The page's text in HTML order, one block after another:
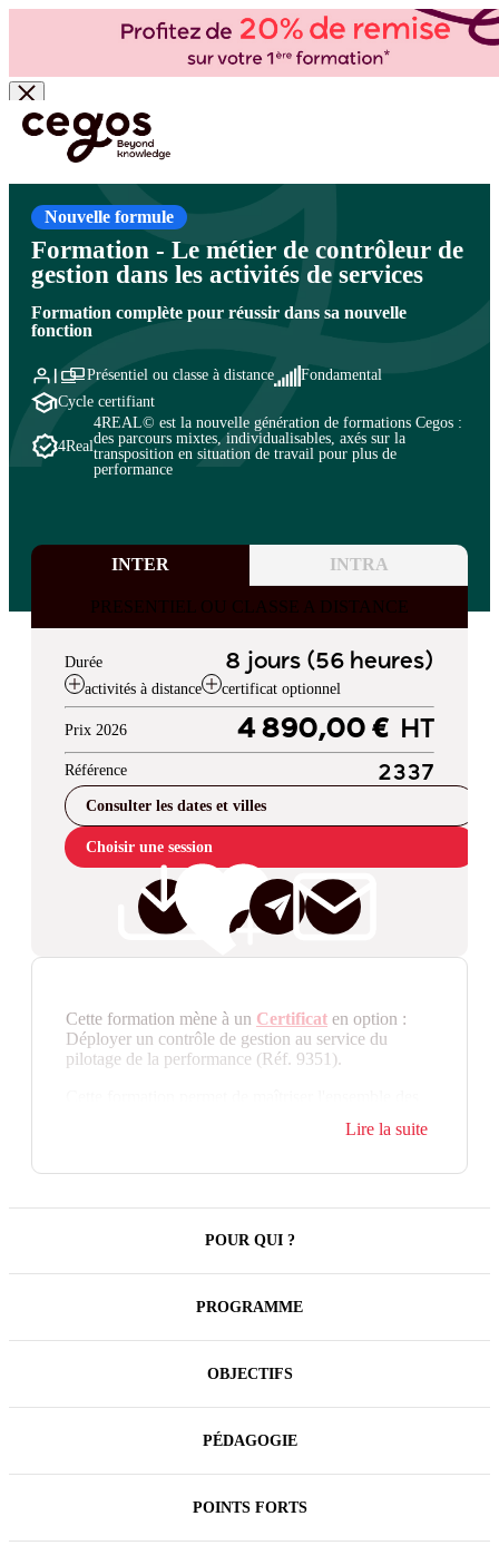
Skip to main content
Vous êtes ici : Accueil >Cegos, organisme de formation à Paris et en régions
gestion et pilotage de la performance
Métiers et compétences du contrôle de gestion
Nouvelle formule
Formation - Le métier de contrôleur de
gestion dans les activités de services
Formation complète pour réussir dans sa nouvelle
fonction
Présentiel ou classe à distance
Fondamental
Cycle certifiant
4Real
4REAL© est la nouvelle génération de formations Cegos :
des parcours mixtes, individualisables, axés sur la
transposition en situation de travail pour plus de
performance
INTER INTRA
PRESENTIEL OU CLASSE A DISTANCE
Durée 8 jours (56 heures)
activités à distance certificat optionnel
Prix 2026 4 890,00 € HT
Référence 2337
Consulter les dates et villes
Choisir une session
Cette formation mène à un Certificat en option :
Déployer un contrôle de gestion au service du
pilotage de la performance (Réf. 9351).
gestion dans les activités de services. Sa progression
métier : la mesure, la prévision et le contrôle afin
posture de business partner pour faire progresser la
C'est dans les métiers du service que la fonction de
contrôleur de gestion se développe le plus
significativement aujourd'hui. En effet, les
et de prévision propres à la nature de leur activité.
contrôle de gestion dans les activités de services.
Lire la suite
POUR QUI ?
PROGRAMME
OBJECTIFS
PÉDAGOGIE
POINTS FORTS